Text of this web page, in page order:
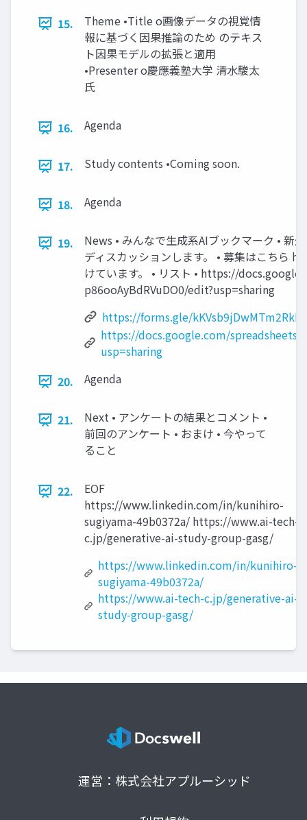
15.
Theme •Title o画像データの視覚情
報に基づく因果推論のため のテキス
ト因果モデルの拡張と適用
•Presenter o慶應義塾大学 清水駿太
氏
16. Agenda
17. Study contents •Coming soon.
18. Agenda
19.
News • みんなで生成系AIブックマーク • 新
ディスカッションします。 • 募集はこちら
けています。 • リスト • https://
p86ooAyBdRVuDO0/edit?usp=sharing
https://forms.gle/kKVsb9jDwMTm2Rkk6
https://docs.google.com/spreadsheets/
usp=sharing
20.
Agenda
21.
Next • アンケートの結果とコメント •
前回のアンケート • おまけ • 今やって
ること
22.
EOF
https://www.linkedin.com/in/kunihiro-
sugiyama-49b0372a/ https://www.ai-tech-
c.jp/generative-ai-study-group-gasg/
https://www.linkedin.com/in/kunihiro-
sugiyama-49b0372a/
https://www.ai-tech-c.jp/generative-ai-
study-group-gasg/
運営：株式会社アプルーシッド